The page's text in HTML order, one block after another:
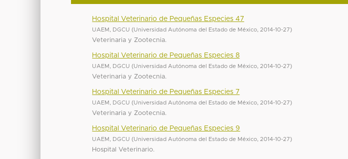
Hospital Veterinario de Pequeñas Especies 47
UAEM, DGCU (Universidad Autónoma del Estado de México 2014-10-27)
Veterinaria y Zootecnia.
Hospital Veterinario de Pequeñas Especies 8
UAEM, DGCU (Universidad Autónoma del Estado de México 2014-10-27)
Veterinaria y Zootecnia.
Hospital Veterinario de Pequeñas Especies 7
UAEM, DGCU (Universidad Autónoma del Estado de México 2014-10-27)
Veterinaria y Zootecnia.
Hospital Veterinario de Pequeñas Especies 9
UAEM, DGCU (Universidad Autónoma del Estado de México 2014-10-27)
Hospital Veterinario.